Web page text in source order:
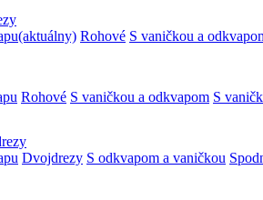
(aktuálny) Rohové S vaničkou a
Rohové S vaničkou a odkvapom S
Dvojdrezy S odkvapom a vaničkou